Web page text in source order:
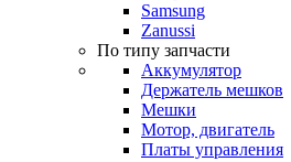
Samsung
Zanussi
По типу запчасти
Аккумулятор
Держатель мешков
Мешки
Мотор, двигатель
Платы управления